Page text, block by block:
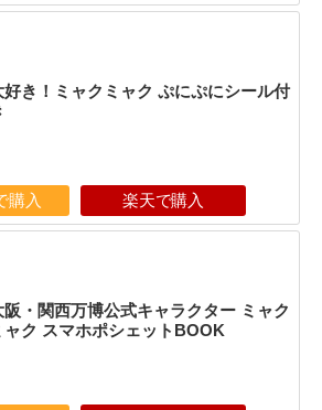
好き！ミャクミャク ぷにぷにシール付
購入 楽天で購入
阪・関西万博公式キャラクター ミャク
ャク スマホポシェットBOOK